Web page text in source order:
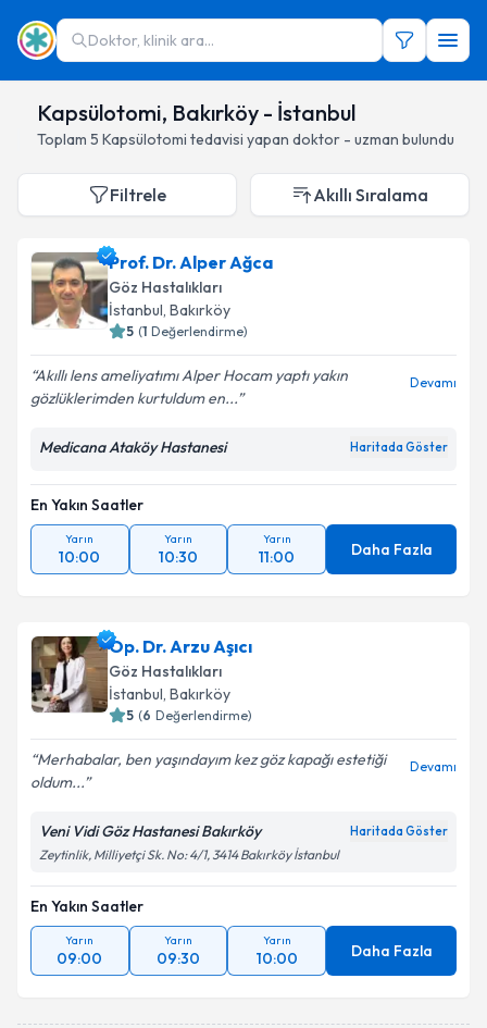
Doktor, klinik ara...
Kapsülotomi, Bakırköy - İstanbul
Toplam 5 Kapsülotomi tedavisi yapan doktor - uzman bulundu
Filtrele Akıllı Sıralama
Prof. Dr. Alper Ağca
Göz Hastalıkları
İstanbul, Bakırköy
5 (1 Değerlendirme)
Akıllı lens ameliyatımı Alper Hocam yaptı yakın
gözlüklerimden kurtuldum en...
Devamı
Medicana Ataköy Hastanesi Haritada Göster
En Yakın Saatler
Yarın
10:00
Yarın
10:30
Yarın
11:00 Daha Fazla
Op. Dr. Arzu Aşıcı
Göz Hastalıkları
İstanbul, Bakırköy
5 (6 Değerlendirme)
Merhabalar, ben yaşındayım kez göz kapağı estetiği
oldum...
Devamı
Veni Vidi Göz Hastanesi Bakırköy Haritada Göster
Zeytinlik, Milliyetçi Sk. No: 4/1, 3414 Bakırköy İstanbul
En Yakın Saatler
Yarın
09:00
Yarın
09:30
Yarın
10:00 Daha Fazla